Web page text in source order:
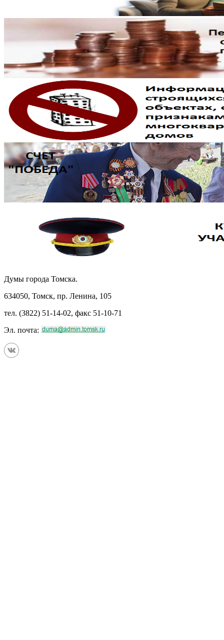
Думы города Томска.
634050, Томск, пр. Ленина, 105
тел. (3822) 51-14-02, факс 51-10-71
Эл. почта: